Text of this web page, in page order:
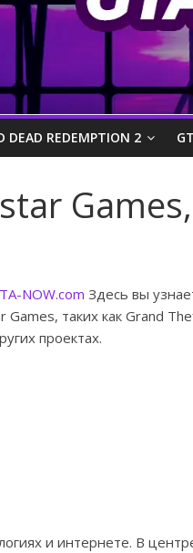
DEAD REDEMPTION 2
NOW.com Здесь вы
таких как Grand
проектах.
и интернете. В